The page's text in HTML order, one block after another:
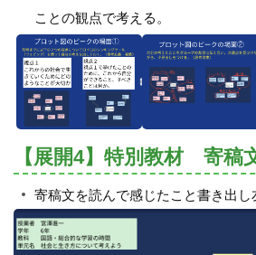
ことの観点で考える。
【展開4】特別教材 寄稿
寄稿文を読んで感じたこと書き出し